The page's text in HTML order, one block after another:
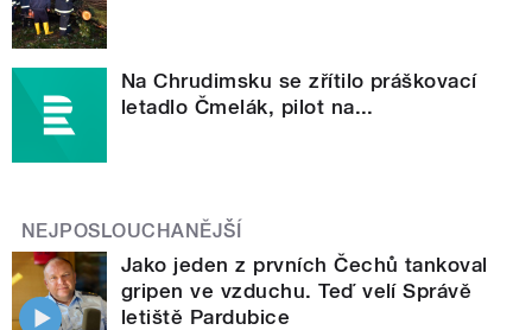
Na Chrudimsku se zřítilo práškovací
letadlo Čmelák, pilot na...
NEJPOSLOUCHANĚJŠÍ
Jako jeden z prvních Čechů tankoval
gripen ve vzduchu. Teď velí Správě
letiště Pardubice